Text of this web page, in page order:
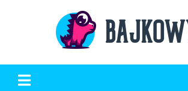
Bajkowy.pl